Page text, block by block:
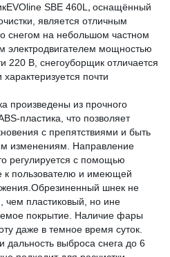
SBE 460L , оснащённый
является отличным
снегом на небольшом частном
электродвигателем мощностью
220 В, снегоуборщик отличается
почти
произведены из прочного
пластика, что позволяет
с препятствиями и быть
изменениям. Направление
регулируется с помощью
к пользователю и имеющей
шнек не
чем пластиковый, но ине
покрытие. Наличие фары
даже в темное время суток.
выброса снега до 6